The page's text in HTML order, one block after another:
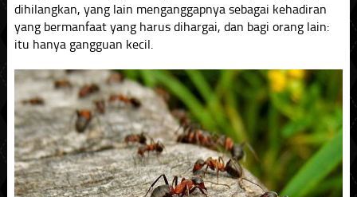
dihilangkan, yang lain menganggapnya sebagai kehadiran
yang bermanfaat yang harus dihargai, dan bagi orang lain:
itu hanya gangguan kecil.